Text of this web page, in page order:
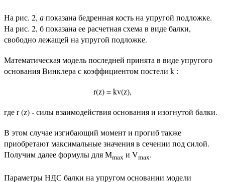
На рис. 2, апоказана бедренная кость на упругой подложке.
На рис. 2, б показана ее расчетная схема в виде балки,
свободно лежащей на упругой подложке.
Математическая модель последней принята в виде упругого
основания Винклера с коэффициентом постели k :
r(z) = kv(z),
где r (z) - силы взаимодействия основания и изогнутой балки.
В этом случае изгибающий момент и прогиб также
приобретают максимальные значения в сечении под силой.
Получим далее формулы для Мmax и Vmax.
Параметры НДС балки на упругом основании модели